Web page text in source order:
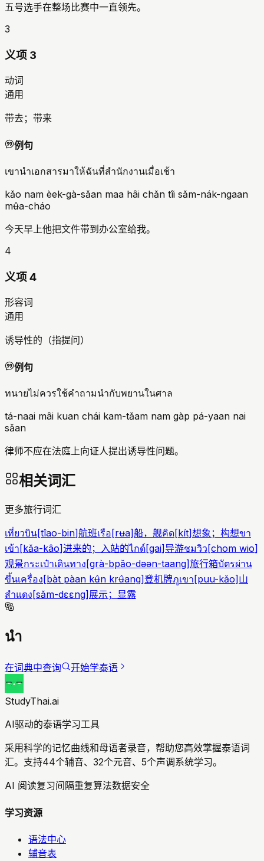
五号选手在整场比赛中一直领先。
3
义项 3
动词
通用
带去；带来
例句
เขานำเอกสารมาให้ฉันที่สำนักงานเมื่อเช้า
kǎo nam èek-gà-sǎan maa hâi chǎn tîi sǎm-nák-ngaan
mʉ̂a-cháo
今天早上他把文件带到办公室给我。
4
义项 4
形容词
通用
诱导性的（指提问）
例句
ทนายไม่ควรใช้คำถามนำกับพยานในศาล
tá-naai mâi kuan chái kam-tǎam nam gàp pá-yaan nai
sǎan
律师不应在法庭上向证人提出诱导性问题。
相关词汇
更多旅行词汇
เที่ยวบิน[tîao-bin]航班เรือ[rʉa]船，舰คิด[kít]想象；构想ขา
เข้า[kǎa-kâo]进来的；入站的ไกด์[gai]导游ชมวิว[chom wio]
观景กระเป๋าเดินทาง[grà-bpǎo-dəən-taang]旅行箱บัตรผ่าน
ขึ้นเครื่อง[bàt pàan kʉ̂n krʉ̂ang]登机牌ภูเขา[puu-kǎo]山
สำแดง[sǎm-dɛɛng]展示；显露
นำ
在词典中查询 开始学泰语
StudyThai.ai
AI驱动的泰语学习工具
采用科学的记忆曲线和母语者录音，帮助您高效掌握泰语词
汇。支持44个辅音、32个元音、5个声调系统学习。
AI 阅读复习间隔重复算法数据安全
学习资源
语法中心
辅音表